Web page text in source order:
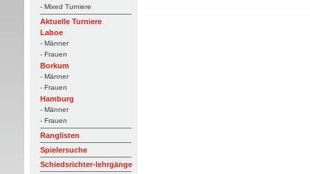
- Mixed Turniere
Aktuelle Turniere
Laboe
- Männer
- Frauen
Borkum
- Männer
- Frauen
Hamburg
- Männer
- Frauen
Ranglisten
Spielersuche
Schiedsrichter-lehrgänge